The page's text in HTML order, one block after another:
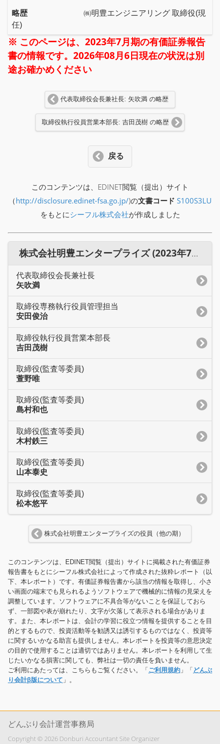
略歴
㈱明豊エンジニアリング 取締役(現
任)
※ このページは、2023年7月期の有価証券報告
書の情報です。2026年08月6日現在の状況は別
途お確かめください
代表取締役会長兼社長: 矢吹満 の略歴
取締役執行役員営業本部長: 吉田茂樹 の略歴
戻る
このコンテンツは、EDINET閲覧（提出）サイト
（http://disclosure.edinet-fsa.go.jp/)の文書コード S100S3LU
をもとにシーフル株式会社が作成しました
株式会社明豊エンタープライズ (2023年7月期) 役員一覧
代表取締役会長兼社長
矢吹満
取締役専務執行役員管理担当
安田俊治
取締役執行役員営業本部長
吉田茂樹
取締役(監査等委員)
萱野唯
取締役(監査等委員)
島村和也
取締役(監査等委員)
木村鉄三
取締役(監査等委員)
山本泰史
取締役(監査等委員)
松本悠平
株式会社明豊エンタープライズの役員（他の期）
このコンテンツは、EDINET閲覧（提出）サイトに掲載された有価証券
報告書をもとにシーフル株式会社によって作成された抜粋レポート（以
下、本レポート）です。有価証券報告書から該当の情報を取得し、小さ
い画面の端末でも見られるようソフトウェアで機械的に情報の見栄えを
調整しています。ソフトウェアに不具合等がないことを保証しておら
ず、一部図や表が崩れたり、文字が欠落して表示される場合がありま
す。また、本レポートは、会計の学習に役立つ情報を提供することを目
的とするもので、投資活動等を勧誘又は誘引するものではなく、投資等
に関するいかなる助言も提供しません。本レポートを投資等の意思決定
の目的で使用することは適切ではありません。本レポートを利用して生
じたいかなる損害に関しても、弊社は一切の責任を負いません。
ご利用にあたっては、こちらもご覧ください。「 ご利用規約 」「 どんぶ
り会計β版について 」。
どんぶり会計運営事務局
Copyright © 2026 Donburi Accountant Site Organizer